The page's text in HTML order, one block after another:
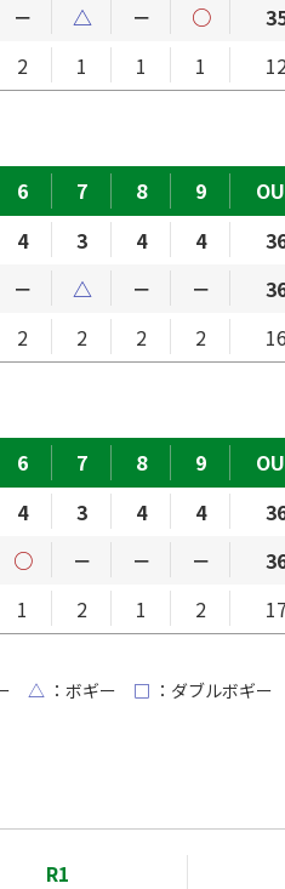
－ △ － ○
2 1 1 1 12
6 7 8 9
4 3 4 4
－ △ － －
2 2 2 2 16
6 7 8 9
4 3 4 4
○ － － －
1 2 1 2 17
△ ：ボギー □ ：ダブルボギー
R1